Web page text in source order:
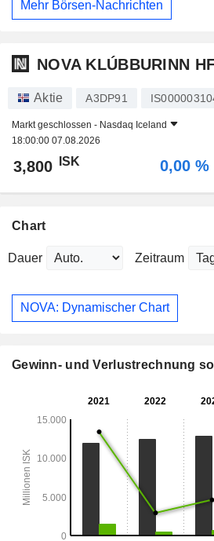
Mehr Börsen-Nachrichten
NOVA KLÚBBURINN
Aktie A3DP91
Markt geschlossen - Nasdaq Iceland
18:00:00 07.08.2026
3,800 ISK 0,00 %
Chart
Dauer Zeitraum
NOVA: Dynamischer Chart
Gewinn- und Verlustrechnung